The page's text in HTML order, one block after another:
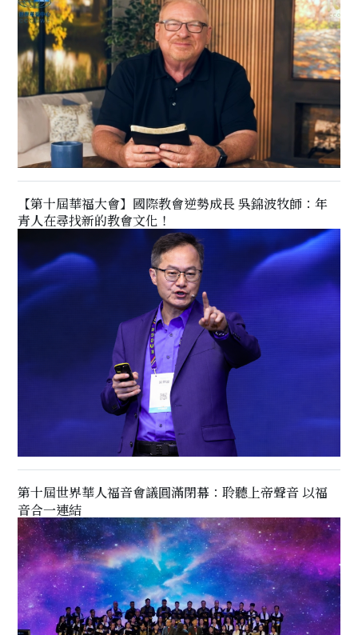
【第十屆華福大會】國際教會逆勢成長 吳錦波牧師：年
青人在尋找新的教會文化！
第十屆世界華人福音會議圓滿閉幕：聆聽上帝聲音 以福
音合一連結